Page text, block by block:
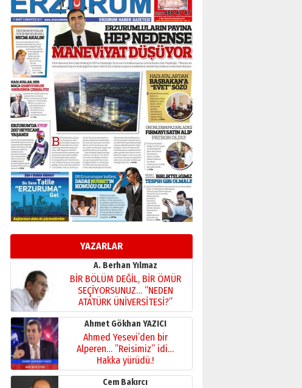
YAZARLAR
Esat BİNDESEN
Başkan Sekmen’den Erzurum’a
bir vizyon proje daha!
02 Ağustos 2026 Pazar
Kadir SABUNCUOĞLU
Erzurumspor’un köşe taşları
29 Haziran 2026 Pazartesi
Kenan GÜLERCİ
Murat Şahsuvaroğlu ERKON’da
çıtayı yukarı taşırken,
yönetimdekiler aşağı
çekmemeli!
17 Şubat 2026 SalıOrhan BOZKURT
Bir fotoğraf, bir şehir, bir
gazeteci… Dizginler kimin
elinde?
A. Berhan Yılmaz
BİR BÖLÜM DEĞİL, BİR ÖMÜR
SEÇİYORSUNUZ… “NEDEN
ATATÜRK ÜNİVERSİTESİ?”
28 Temmuz 2026 Salı
Ahmet Gökhan YAZICI
Ahmed Yesevi’den bir
Alperen… ”Reisimiz” idi…
Hakka yürüdü.!
26 Mart 2026 Perşembe
Cem Bakırcı